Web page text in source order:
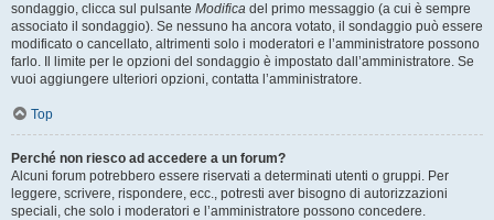
sondaggio, clicca sul pulsante Modifica del primo messaggio (a cui è sempre
associato il sondaggio). Se nessuno ha ancora votato, il sondaggio può essere
modificato o cancellato, altrimenti solo i moderatori e l’amministratore possono
farlo. Il limite per le opzioni del sondaggio è impostato dall’amministratore. Se
vuoi aggiungere ulteriori opzioni, contatta l’amministratore.
Top
Perché non riesco ad accedere a un forum?
Alcuni forum potrebbero essere riservati a determinati utenti o gruppi. Per
leggere, scrivere, rispondere, ecc., potresti aver bisogno di autorizzazioni
speciali, che solo i moderatori e l’amministratore possono concedere.